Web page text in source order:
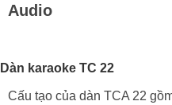
Audio
Dàn karaoke TC 22
Cấu tạo của dàn TCA 22